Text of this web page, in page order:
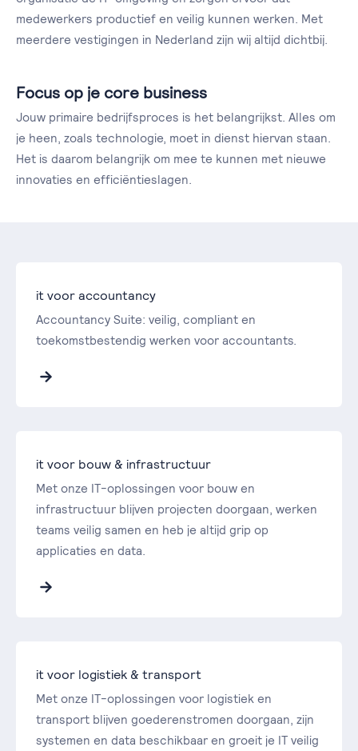
medewerkers productief en veilig kunnen werken. Met
meerdere vestigingen in Nederland zijn wij altijd dichtbij.
Focus op je core business
Jouw primaire bedrijfsproces is het belangrijkst. Alles om
je heen, zoals technologie, moet in dienst hiervan staan.
Het is daarom belangrijk om mee te kunnen met nieuwe
innovaties en efficiëntieslagen.
it voor accountancy
Accountancy Suite: veilig, compliant en
toekomstbestendig werken voor accountants.
it voor bouw & infrastructuur
Met onze IT-oplossingen voor bouw en
infrastructuur blijven projecten doorgaan, werken
teams veilig samen en heb je altijd grip op
applicaties en data.
it voor logistiek & transport
Met onze IT-oplossingen voor logistiek en
transport blijven goederenstromen doorgaan, zijn
systemen en data beschikbaar en groeit je IT veilig